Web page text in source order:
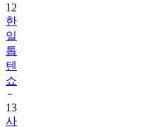
12
한
일
톱
텐
쇼
13
사